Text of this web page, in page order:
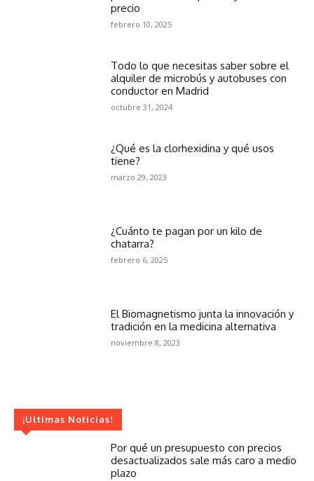
precio
febrero 10, 2025
Todo lo que necesitas saber sobre el
alquiler de microbús y autobuses con
conductor en Madrid
octubre 31, 2024
¿Qué es la clorhexidina y qué usos
tiene?
marzo 29, 2023
¿Cuánto te pagan por un kilo de
chatarra?
febrero 6, 2025
El Biomagnetismo junta la innovación y
tradición en la medicina alternativa
noviembre 8, 2023
¡Ultimas Noticias!
Por qué un presupuesto con precios
desactualizados sale más caro a medio
plazo